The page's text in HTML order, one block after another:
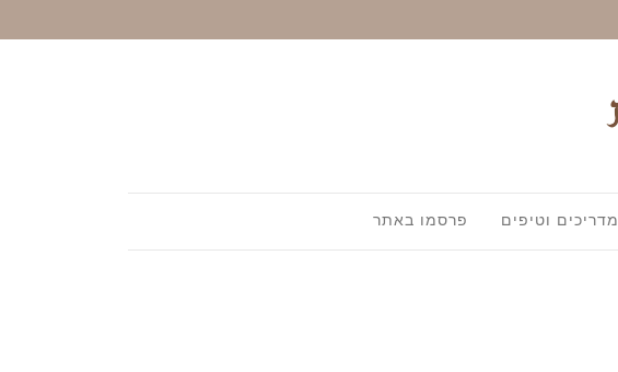
מדריכים וטיפים פרסמו באתר